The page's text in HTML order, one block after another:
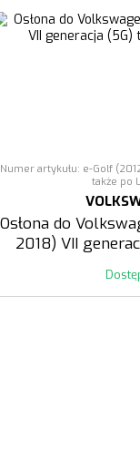
Numer artykułu: e-Golf
także po
Osłona do
2018) VII